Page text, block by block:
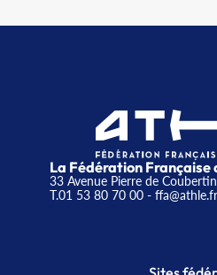
La Fédération Française
33 Avenue Pierre de
T.01 53 80 70 00- ffa@athle.fr